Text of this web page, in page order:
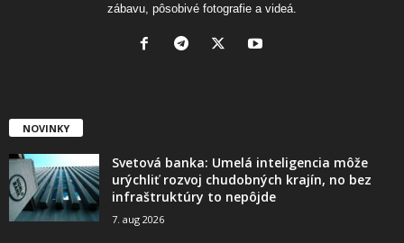
zábavu, pôsobivé fotografie a videá.
NOVINKY
Svetová banka: Umelá inteligencia môže
urýchliť rozvoj chudobných krajín, no bez
infraštruktúry to nepôjde
7. aug 2026